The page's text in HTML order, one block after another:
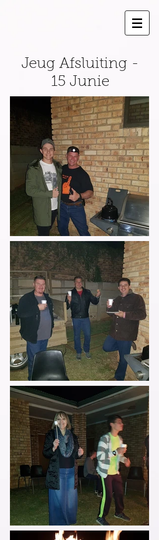
Jeug Afsluiting -
15 Junie